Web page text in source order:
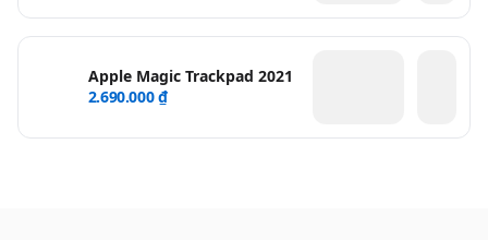
Apple Magic Trackpad 2021
2.690.000 ₫